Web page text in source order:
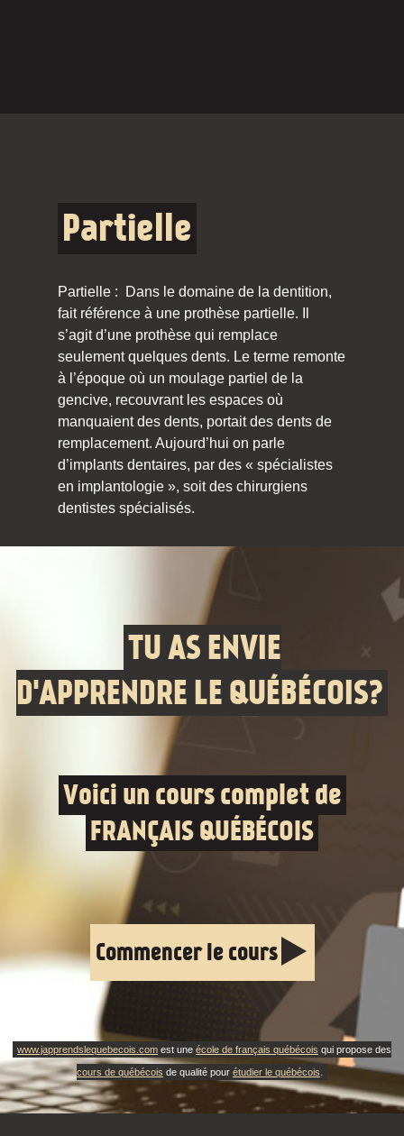
Partielle
Partielle : Dans le domaine de la dentition,
fait référence à une prothèse partielle. Il
s’agit d’une prothèse qui remplace
seulement quelques dents. Le terme remonte
à l’époque où un moulage partiel de la
gencive, recouvrant les espaces où
manquaient des dents, portait des dents de
remplacement. Aujourd’hui on parle
d’implants dentaires, par des « spécialistes
en implantologie », soit des chirurgiens
dentistes spécialisés.
TU AS ENVIE
D'APPRENDRE LE QUÉBÉCOIS?
Voici un cours complet de
FRANÇAIS QUÉBÉCOIS
Commencer le cours
www.japprendslequebecois.com est une école de français québécois qui propose des
cours de québécois de qualité pour étudier le québécois